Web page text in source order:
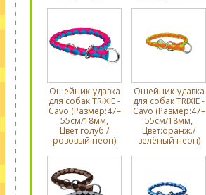
Ошейник-удавка
для собак TRIXIE -
Cavo (Размер:47–
55см/18мм,
Цвет:голуб./
розовый неон)
Ошейник-удавка
для собак TRIXIE -
Cavo (Размер:47–
55см/18мм,
Цвет:оранж./
зелёный неон)